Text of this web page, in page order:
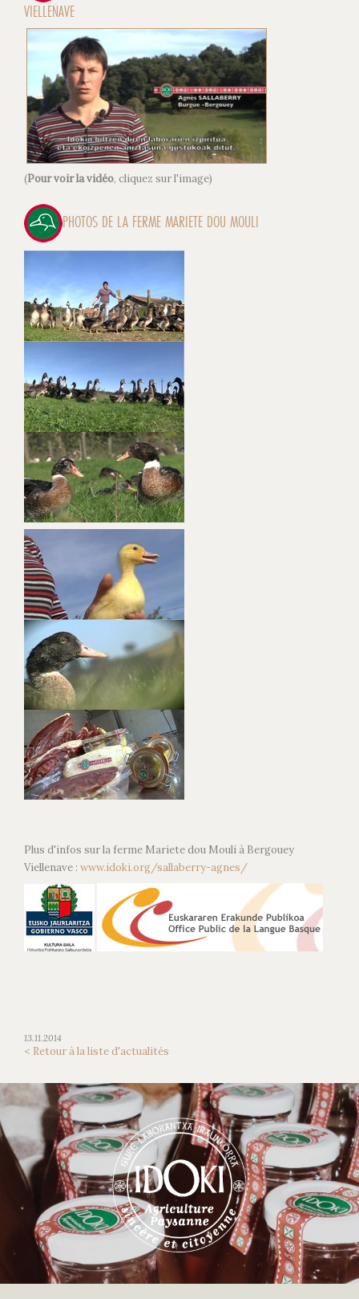
VIELLENAVE
(Pour voir la vidéo, cliquez sur l'image)
PHOTOS DE LA FERME MARIETE DOU MOULI
Plus d'infos sur la ferme Mariete dou Mouli à Bergouey
Viellenave : www.idoki.org/sallaberry-agnes/
13.11.2014
< Retour à la liste d'actualités